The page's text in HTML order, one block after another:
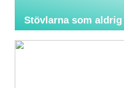
Stövlarna som